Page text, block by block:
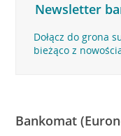
Newsletter
Dołącz do grona
bieżąco z
Bankomat